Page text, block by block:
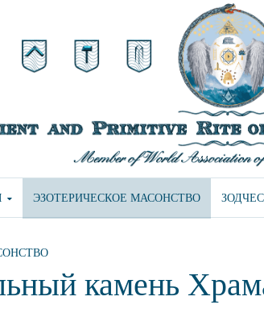
ЭЗОТЕРИЧЕСКОЕ МАСОНСТВО
камень